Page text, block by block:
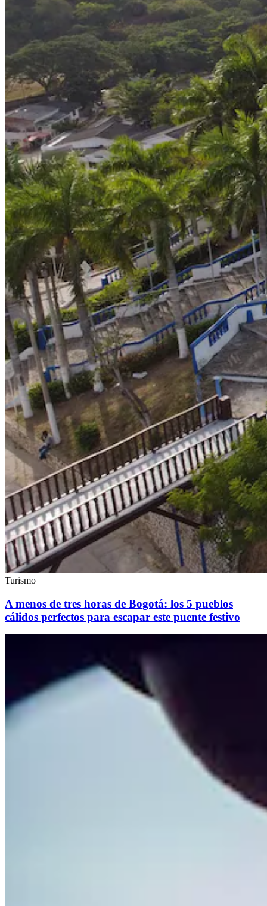
Turismo
A menos de tres horas de Bogotá: los 5 pueblos
cálidos perfectos para escapar este puente festivo